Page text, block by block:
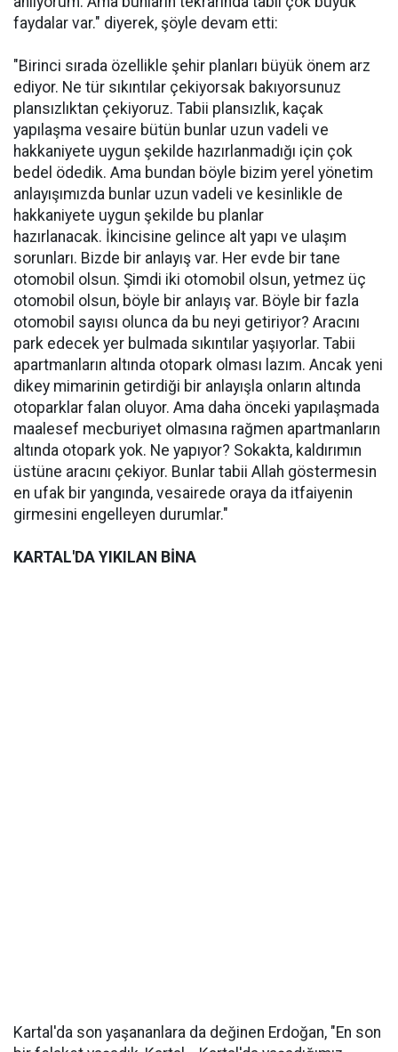
faydalar var." diyerek, şöyle devam etti:
"Birinci sırada özellikle şehir planları büyük önem arz
ediyor. Ne tür sıkıntılar çekiyorsak bakıyorsunuz
plansızlıktan çekiyoruz. Tabii plansızlık, kaçak
yapılaşma vesaire bütün bunlar uzun vadeli ve
hakkaniyete uygun şekilde hazırlanmadığı için çok
bedel ödedik. Ama bundan böyle bizim yerel yönetim
anlayışımızda bunlar uzun vadeli ve kesinlikle de
hakkaniyete uygun şekilde bu planlar
hazırlanacak. İkincisine gelince alt yapı ve ulaşım
sorunları. Bizde bir anlayış var. Her evde bir tane
otomobil olsun. Şimdi iki otomobil olsun, yetmez üç
otomobil olsun, böyle bir anlayış var. Böyle bir fazla
otomobil sayısı olunca da bu neyi getiriyor? Aracını
park edecek yer bulmada sıkıntılar yaşıyorlar. Tabii
apartmanların altında otopark olması lazım. Ancak yeni
dikey mimarinin getirdiği bir anlayışla onların altında
otoparklar falan oluyor. Ama daha önceki yapılaşmada
maalesef mecburiyet olmasına rağmen apartmanların
altında otopark yok. Ne yapıyor? Sokakta, kaldırımın
üstüne aracını çekiyor. Bunlar tabii Allah göstermesin
en ufak bir yangında, vesairede oraya da itfaiyenin
girmesini engelleyen durumlar."
KARTAL'DA YIKILAN BİNA
Kartal'da son yaşananlara da değinen Erdoğan, "En son